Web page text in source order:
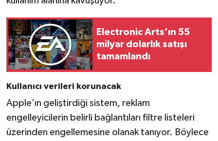
Electronic Arts’ın 55
milyar dolarlık satışı
tamamlandı
Kullanıcı verileri korunacak
Apple’ın geliştirdiği sistem, reklam
engelleyicilerin belirli bağlantıları filtre listeleri
üzerinden engellemesine olanak tanıyor. Böylece